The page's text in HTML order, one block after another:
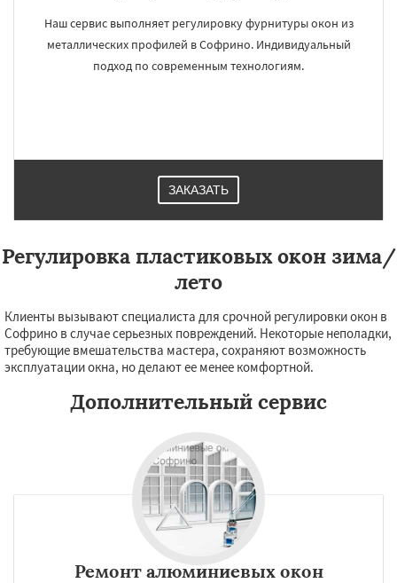
Работаем по
×
Шаховская
Наш сервис выполняет регулировку фурнитуры окон из
металлических профилей в Софрино. Индивидуальный
подход по современным технологиям.
ЗАКАЗАТЬ
Регулировка пластиковых окон зима/
лето
Клиенты вызывают специалиста для срочной регулировки окон в
Софрино в случае серьезных повреждений. Некоторые неполадки,
требующие вмешательства мастера, сохраняют возможность
эксплуатации окна, но делают ее менее комфортной.
Дополнительный сервис
Ремонт алюминиевых окон
УЗНАТЬ ПОДРОБНЕЕ ×